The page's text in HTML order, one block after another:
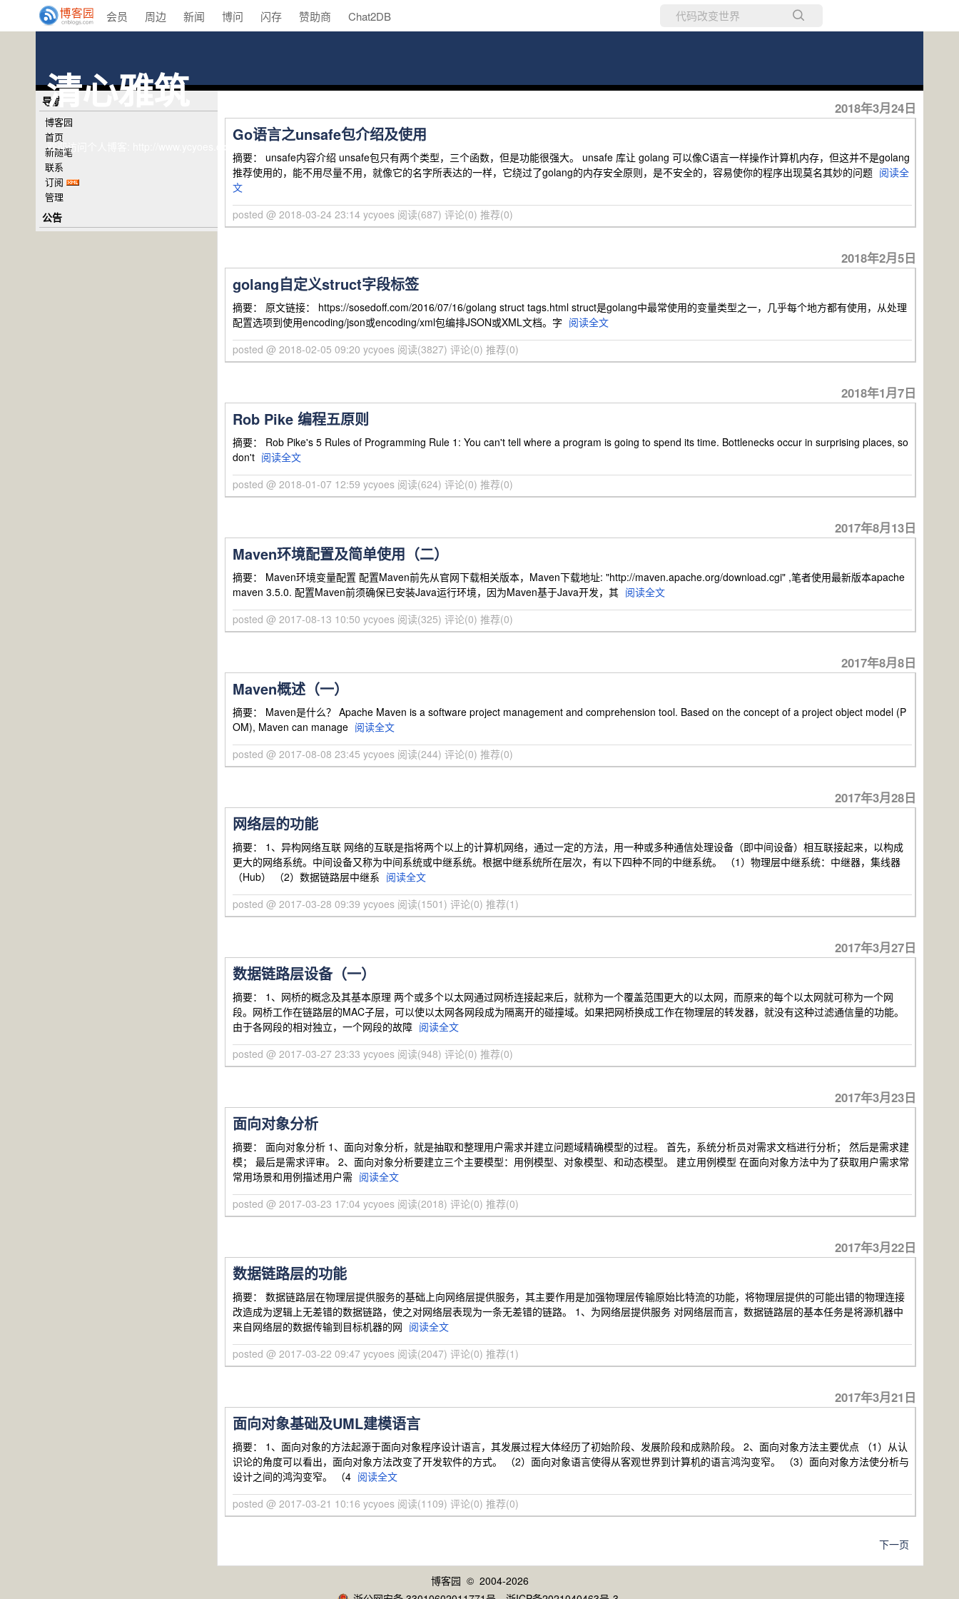
会员 周边 新闻 博问 闪存 赞助商 Chat2DB
清心雅筑
欢迎访问个人博客: http://www.ycyoes.com
2018年3月24日
Go语言之unsafe包介绍及使用
摘要： unsafe内容介绍 unsafe包只有两个类型，三个函数，但是功能很强大。 unsafe 库让 golang 可以像C语言一样操作计算机内存，但这并不是golang
推荐使用的，能不用尽量不用，就像它的名字所表达的一样，它绕过了golang的内存安全原则，是不安全的，容易使你的程序出现莫名其妙的问题 阅读全
文
posted @ 2018-03-24 23:14 ycyoes 阅读(687) 评论(0) 推荐(0)
2018年2月5日
golang自定义struct字段标签
摘要： 原文链接： https://sosedoff.com/2016/07/16/golang struct tags.html struct是golang中最常使用的变量类型之一，几乎每个地方都有使用，从处理
配置选项到使用encoding/json或encoding/xml包编排JSON或XML文档。字 阅读全文
posted @ 2018-02-05 09:20 ycyoes 阅读(3827) 评论(0) 推荐(0)
2018年1月7日
Rob Pike 编程五原则
摘要： Rob Pike's 5 Rules of Programming Rule 1: You can't tell where a program is going to spend its time. Bottlenecks occur in surprising places, so
don't 阅读全文
posted @ 2018-01-07 12:59 ycyoes 阅读(624) 评论(0) 推荐(0)
2017年8月13日
Maven环境配置及简单使用（二）
摘要： Maven环境变量配置 配置Maven前先从官网下载相关版本，Maven下载地址: "http://maven.apache.org/download.cgi" ,笔者使用最新版本apache
maven 3.5.0. 配置Maven前须确保已安装Java运行环境，因为Maven基于Java开发，其 阅读全文
posted @ 2017-08-13 10:50 ycyoes 阅读(325) 评论(0) 推荐(0)
2017年8月8日
Maven概述（一）
摘要： Maven是什么？ Apache Maven is a software project management and comprehension tool. Based on the concept of a project object model (P
OM), Maven can manage 阅读全文
posted @ 2017-08-08 23:45 ycyoes 阅读(244) 评论(0) 推荐(0)
2017年3月28日
网络层的功能
摘要： 1、异构网络互联 网络的互联是指将两个以上的计算机网络，通过一定的方法，用一种或多种通信处理设备（即中间设备）相互联接起来，以构成
更大的网络系统。中间设备又称为中间系统或中继系统。根据中继系统所在层次，有以下四种不同的中继系统。 （1）物理层中继系统：中继器，集线器
（Hub） （2）数据链路层中继系 阅读全文
posted @ 2017-03-28 09:39 ycyoes 阅读(1501) 评论(0) 推荐(1)
2017年3月27日
数据链路层设备（一）
摘要： 1、网桥的概念及其基本原理 两个或多个以太网通过网桥连接起来后，就称为一个覆盖范围更大的以太网，而原来的每个以太网就可称为一个网
段。网桥工作在链路层的MAC子层，可以使以太网各网段成为隔离开的碰撞域。如果把网桥换成工作在物理层的转发器，就没有这种过滤通信量的功能。
由于各网段的相对独立，一个网段的故障 阅读全文
posted @ 2017-03-27 23:33 ycyoes 阅读(948) 评论(0) 推荐(0)
2017年3月23日
面向对象分析
摘要： 面向对象分析 1、面向对象分析，就是抽取和整理用户需求并建立问题域精确模型的过程。 首先，系统分析员对需求文档进行分析； 然后是需求建
模； 最后是需求评审。 2、面向对象分析要建立三个主要模型：用例模型、对象模型、和动态模型。 建立用例模型 在面向对象方法中为了获取用户需求常
常用场景和用例描述用户需 阅读全文
posted @ 2017-03-23 17:04 ycyoes 阅读(2018) 评论(0) 推荐(0)
2017年3月22日
数据链路层的功能
摘要： 数据链路层在物理层提供服务的基础上向网络层提供服务，其主要作用是加强物理层传输原始比特流的功能，将物理层提供的可能出错的物理连接
改造成为逻辑上无差错的数据链路，使之对网络层表现为一条无差错的链路。 1、为网络层提供服务 对网络层而言，数据链路层的基本任务是将源机器中
来自网络层的数据传输到目标机器的网 阅读全文
posted @ 2017-03-22 09:47 ycyoes 阅读(2047) 评论(0) 推荐(1)
2017年3月21日
面向对象基础及UML建模语言
摘要： 1、面向对象的方法起源于面向对象程序设计语言，其发展过程大体经历了初始阶段、发展阶段和成熟阶段。 2、面向对象方法主要优点 （1）从认
识论的角度可以看出，面向对象方法改变了开发软件的方式。 （2）面向对象语言使得从客观世界到计算机的语言鸿沟变窄。 （3）面向对象方法使分析与
设计之间的鸿沟变窄。 （4 阅读全文
posted @ 2017-03-21 10:16 ycyoes 阅读(1109) 评论(0) 推荐(0)
下一页
导航
博客园
首页
新随笔
联系
订阅
管理
公告
博客园 © 2004-2026